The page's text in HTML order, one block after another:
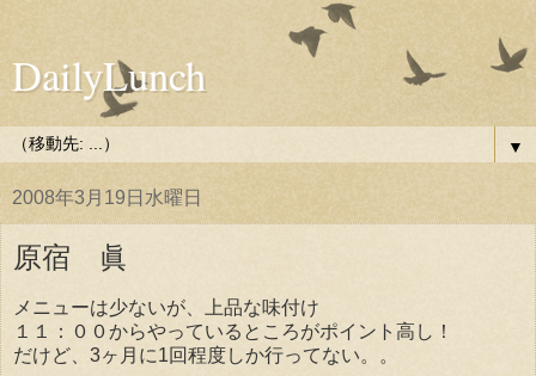
DailyLunch
▼
2008年3月19日水曜日
原宿 眞
メニューは少ないが、上品な味付け
１１：００からやっているところがポイント高し！
だけど、3ヶ月に1回程度しか行ってない。。